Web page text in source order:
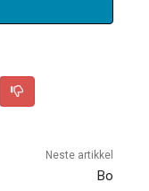
Neste artikkel
Bo